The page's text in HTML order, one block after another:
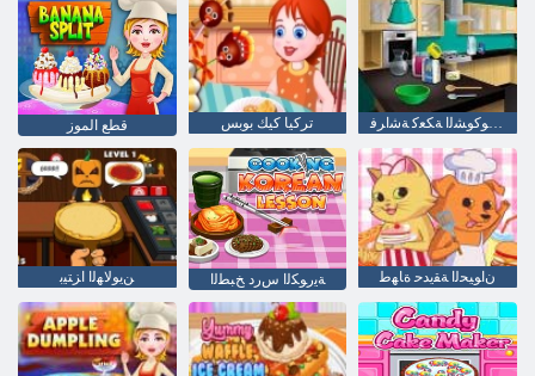
قطع الموز تركيا كيك بوبس ﺎﻤﻳﺇ ﻊﻣ ﺦﺒﻄﻟﺍ :ﺔﺗﻻ ﻮﻛﻮﺸﻟﺍ ﺔﻜﻌﻛ ﺔﺷﺍﺮﻓ
ﻦﻳﻮﻟﺎﻬﻟﺍ ﺍﺰﺘﻴﺑ ﺔﻳﺭﻮﻜﻟﺍ ﺱﺭﺩ ﺦﺒﻄﻟﺍ ﻥﺍﻮﻴﺤﻟﺍ ﺔﻘﻳﺪﺣ ﺓﺎﻬﻃ